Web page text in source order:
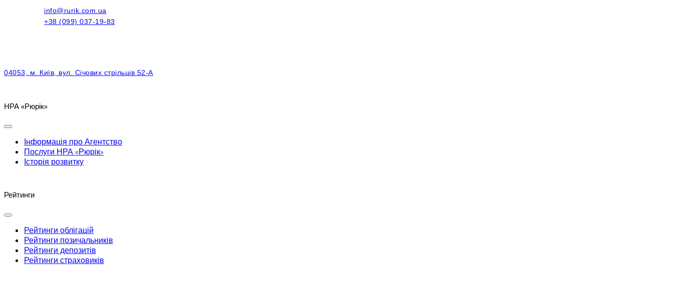
info@rurik.com.ua
+38 (099) 037-19-83
04053, м. Київ, вул. Січових стрільців 52-А
НРА «Рюрік»
Інформація про Агентство
Послуги НРА «Рюрік»
Історія розвитку
Рейтинги
Рейтинги облігацій
Рейтинги позичальників
Рейтинги депозитів
Рейтинги страховиків